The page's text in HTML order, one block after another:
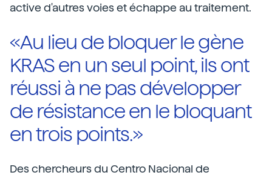
active d'autres voies et échappe au traitement.
«Au lieu de bloquer le gène
KRAS en un seul point, ils ont
réussi à ne pas développer
de résistance en le bloquant
en trois points.»
Des chercheurs du Centro Nacional de